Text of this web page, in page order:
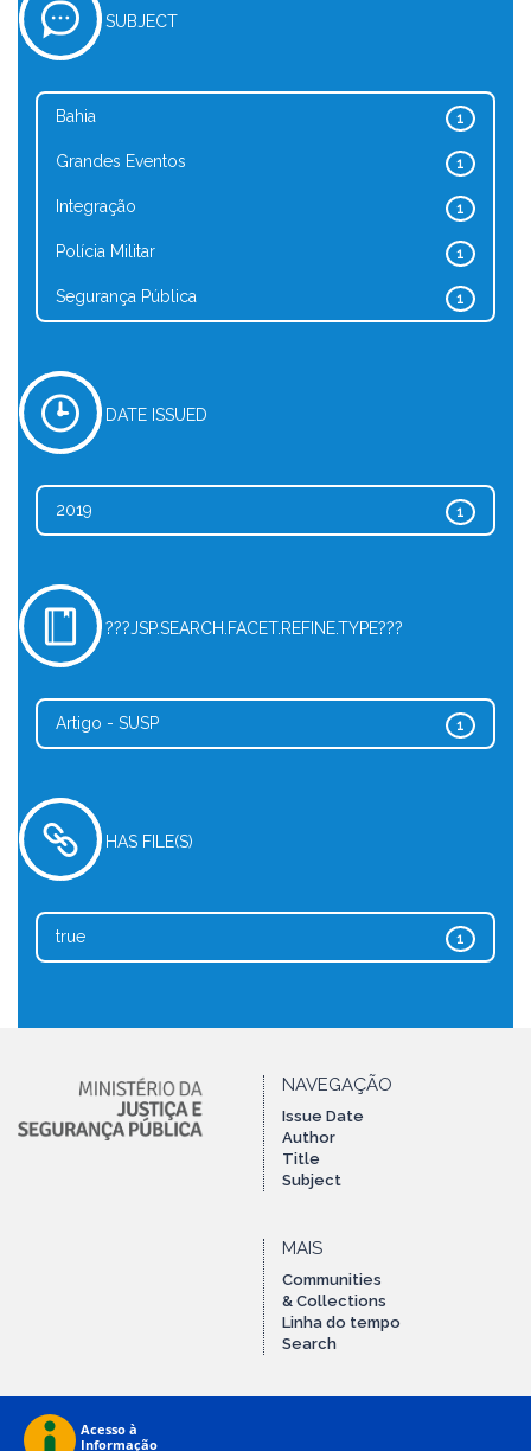
SUBJECT
1
Bahia
1
Grandes Eventos
1
Integração
1
Polícia Militar
1
Segurança Pública
DATE ISSUED
1
2019
???JSP.SEARCH.FACET.REFINE.TYPE???
1
Artigo - SUSP
HAS FILE(S)
1
true
NAVEGAÇÃO
Issue Date
Author
Title
Subject
MAIS
Communities
& Collections
Linha do tempo
Search